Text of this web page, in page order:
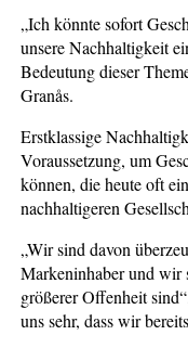
„Ich könnte sofort
unsere Nachhaltigkeit
Bedeutung dieser
Granås.
Erstklassige
Voraussetzung, um
können, die heute oft
nachhaltigeren
„Wir sind davon
Markeninhaber und wir
größerer Offenheit
uns sehr, dass wir